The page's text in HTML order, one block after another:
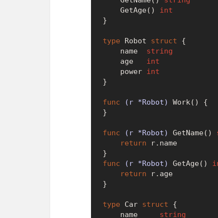
	GetAge()
int
}
type Robot struct {
	name
string
	age
int
	power
int
}
func (r *Robot)
Work() {
}
func (r *Robot) GetName()
return r.name
func
(r *Robot) GetAge()
return r.age
}
type Car struct {
	name
string